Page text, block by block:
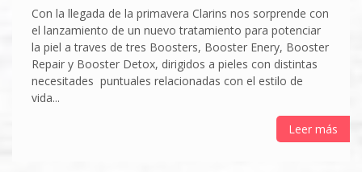
Con la llegada de la primavera Clarins nos sorprende con
el lanzamiento de un nuevo tratamiento para potenciar
la piel a traves de tres Boosters, Booster Enery, Booster
Repair y Booster Detox, dirigidos a pieles con distintas
necesitades puntuales relacionadas con el estilo de
vida...
Leer más